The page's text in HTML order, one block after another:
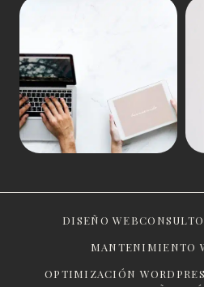
DISEÑO WEB
MANTENIMIENTO
OPTIMIZACIÓN